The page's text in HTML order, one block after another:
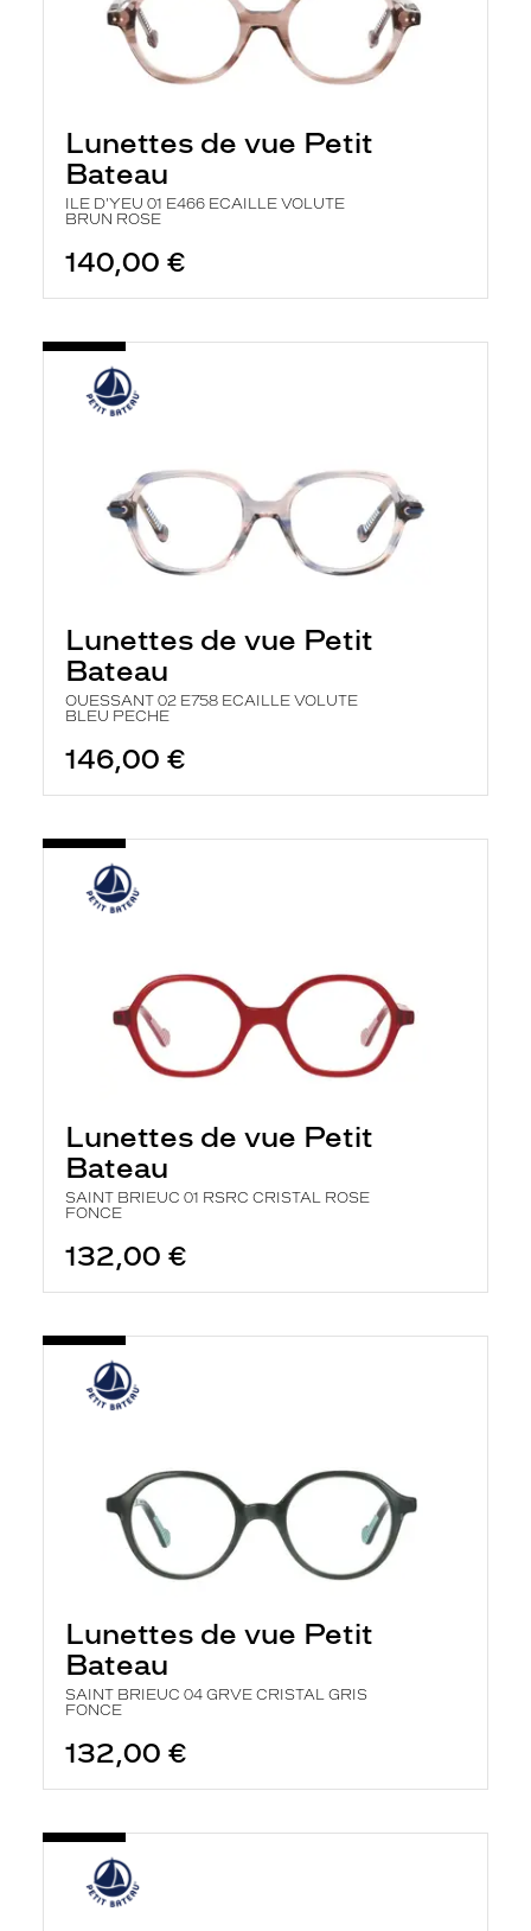
Lunettes de vue Petit
Bateau
ILE D'YEU 01 E466 ECAILLE VOLUTE
BRUN ROSE
140,00 €
Lunettes de vue Petit
Bateau
OUESSANT 02 E758 ECAILLE VOLUTE
BLEU PECHE
146,00 €
Lunettes de vue Petit
Bateau
SAINT BRIEUC 01 RSRC CRISTAL ROSE
FONCE
132,00 €
Lunettes de vue Petit
Bateau
SAINT BRIEUC 04 GRVE CRISTAL GRIS
FONCE
132,00 €